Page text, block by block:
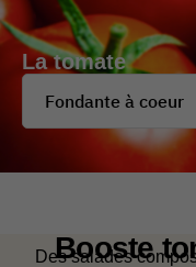
Le concombre
Le green qui croque
Booste
Des salades